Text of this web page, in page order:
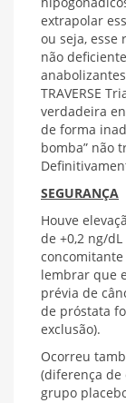
extrapolar
ou seja, esse
não
TRAVERSE
verdadeira
de forma
bomba” não
SEGURANÇA
Houve
de +0,2 ng/
concomitante
lembrar que
prévia de
de próstata
exclusão).
Ocorreu
(diferença de
grupo